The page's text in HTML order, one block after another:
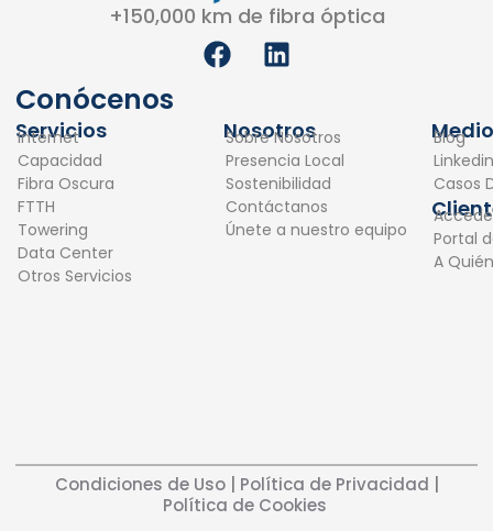
+150,000 km de fibra óptica
F
a
e
b
o
o
k
L
i
k
e
d
i
n
Conócenos
Servicios
Internet
Capacidad
Fibra Oscura
FTTH
Towering
Data Center
Otros Servicios
Nosotros
Sobre Nosotros
Presencia Local
Sostenibilidad
Contáctanos
Únete a nuestro equipo
Blog
Linkedin
Casos
Portal
A
Condiciones de Uso| Política de Privacidad |
Política de Cookies